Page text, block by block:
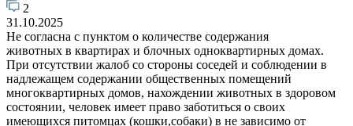
2
31.10.2025
Не согласна с пунктом о количестве содержания
животных в квартирах и блочных одноквартирных домах.
При отсутствии жалоб со стороны соседей и соблюдении в
надлежащем содержании общественных помещений
многоквартирных домов, нахождении животных в здоровом
состоянии, человек имеет право заботиться о своих
имеющихся питомцах (кошки,собаки) в не зависимо от